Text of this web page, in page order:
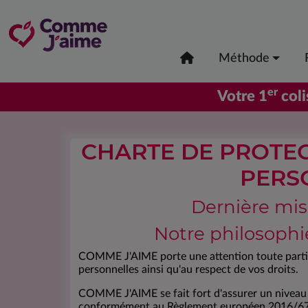
Méthode
Votre 1er
CHARTE DE
Dernière
Notre
COMME J'AIME porte une attention toute
personnelles ainsi qu'au respect de vos droits.
COMME J'AIME se fait fort d'assurer un